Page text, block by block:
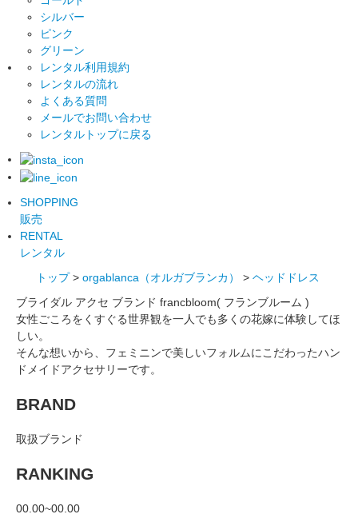
シルバー
ピンク
グリーン
レンタル利用規約
レンタルの流れ
よくある質問
メールでお問い合わせ
レンタルトップに戻る
SHOPPING
販売
RENTAL
レンタル
トップ > orgablanca（オルガブランカ） > ヘッドドレス
ブライダル アクセ ブランド francbloom( フランブルーム )
女性ごころをくすぐる世界観を一人でも多くの花嫁に体験してほ
しい。
そんな想いから、フェミニンで美しいフォルムにこだわったハン
ドメイドアクセサリーです。
BRAND
取扱ブランド
RANKING
00.00~00.00